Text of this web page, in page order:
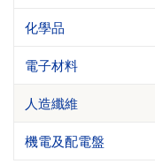
化學品
電子材料
人造纖維
機電及配電盤